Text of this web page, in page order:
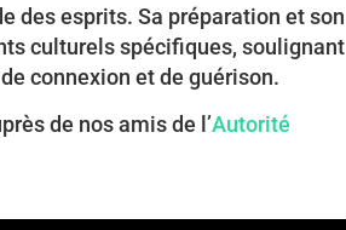
des esprits. Sa préparation et son
culturels spécifiques, soulignant
connexion et de guérison.
de nos amis de l’Autorité